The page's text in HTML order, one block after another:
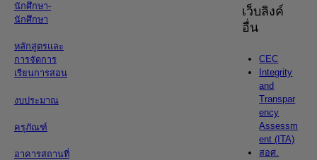
นักศึกษา-
นักศึกษา
หลักสูตรและ
การจัดการ
เรียนการสอน
งบประมาณ
ครุภัณฑ์
อาคารสถานที่
เว็บลิงค์
อื่น
CEC
Integrity
and
Transpar
ency
Assessm
ent (ITA)
สอศ.